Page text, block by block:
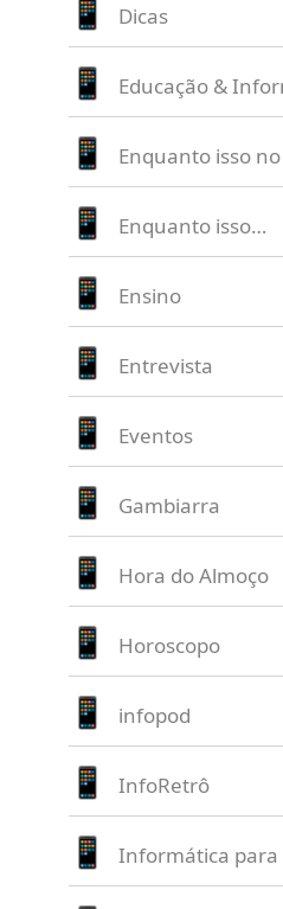
Dicas
Educação &
Enquanto isso
Enquanto isso…
Ensino
Entrevista
Eventos
Gambiarra
Hora do Almoço
Horoscopo
infopod
InfoRetrô
Informática para